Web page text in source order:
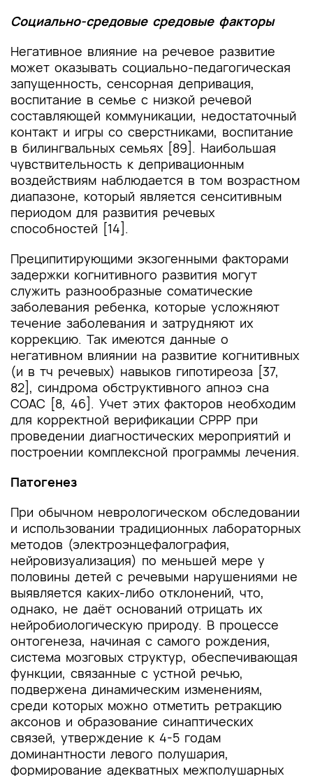
Социально-средовые средовые факторы
Негативное влияние на речевое развитие
может оказывать социально-педагогическая
запущенность, сенсорная депривация,
воспитание в семье с низкой речевой
составляющей коммуникации, недостаточный
контакт и игры со сверстниками, воспитание
в билингвальных семьях [89]. Наибольшая
чувствительность к депривационным
воздействиям наблюдается в том возрастном
диапазоне, который является сенситивным
периодом для развития речевых
способностей [14].
Преципитирующими экзогенными факторами
задержки когнитивного развития могут
служить разнообразные соматические
заболевания ребенка, которые усложняют
течение заболевания и затрудняют их
коррекцию. Так имеются данные о
негативном влиянии на развитие когнитивных
(и в тч речевых) навыков гипотиреоза [37,
82], синдрома обструктивного апноэ сна
СОАС [8, 46]. Учет этих факторов необходим
для корректной верификации СРРР при
проведении диагностических мероприятий и
построении комплексной программы лечения.
Патогенез
При обычном неврологическом обследовании
и использовании традиционных лабораторных
методов (электроэнцефалография,
нейровизуализация) по меньшей мере у
половины детей с речевыми нарушениями не
выявляется каких-либо отклонений, что,
однако, не даёт оснований отрицать их
нейробиологическую природу. В процессе
онтогенеза, начиная с самого рождения,
система мозговых структур, обеспечивающая
функции, связанные с устной речью,
подвержена динамическим изменениям,
среди которых можно отметить ретракцию
аксонов и образование синаптических
связей, утверждение к 4-5 годам
доминантности левого полушария,
формирование адекватных межполушарных